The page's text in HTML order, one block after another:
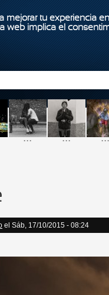
mejorar tu experiencia
web implica el
... ... ...
el Sáb, 17/10/2015 - 08:24